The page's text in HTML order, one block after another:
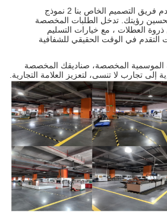
عملية تخصيص مبسطة: يقدم فريق التصميم الخاص بنا 2 نموذج
رؤيتك. تدخل الطلبات المخصصة
45 يومًا من ذروة العطلات ، مع خيارات التسليم
التقدم في الوقت الحقيقي للشفافية
المخصصة، صناديقك المخصصة
إلى تجارب لا تنسى، لتعزيز العلامة التجارية.